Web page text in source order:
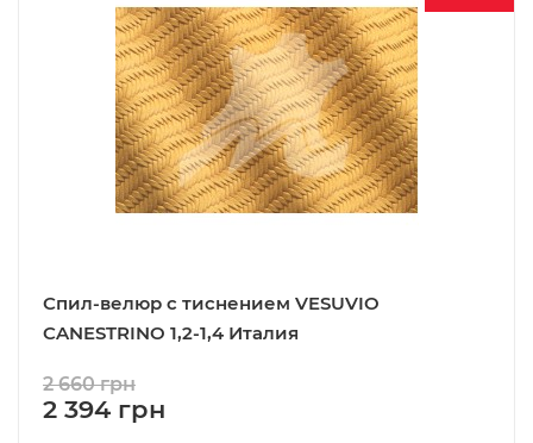
Спил-велюр c тиснением VESUVIO
CANESTRINO 1,2-1,4 Италия
2 394 грн
2 660 грн